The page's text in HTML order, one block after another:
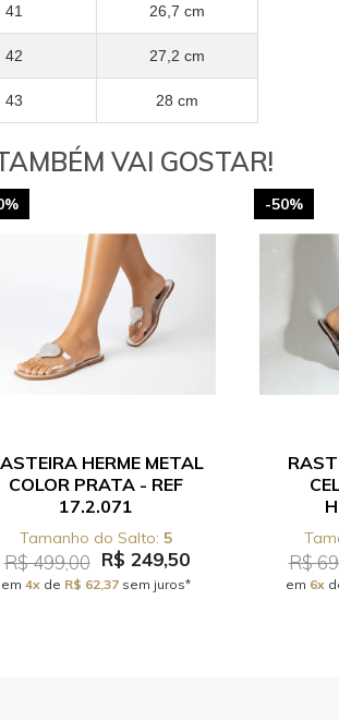
41 26,7 cm
42 27,2 cm
43 28 cm
VAI GOSTAR!
HERME METAL
COLOR PRATA - REF
17.2.071
5
R$ 499,00 R$ 249,50
em 4xde R$ 62,37sem juros*
-50%
R$
em 6x